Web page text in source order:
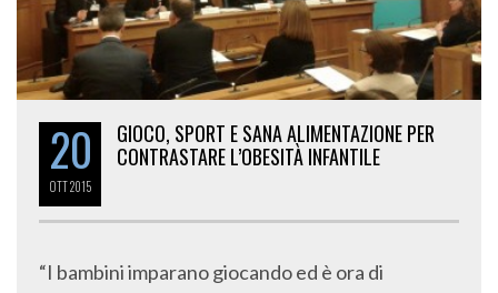
20
OTT2015
GIOCO, SPORT E SANA ALIMENTAZIONE PER
CONTRASTARE L’OBESITÀ INFANTILE
“I bambini imparano giocando ed è ora di